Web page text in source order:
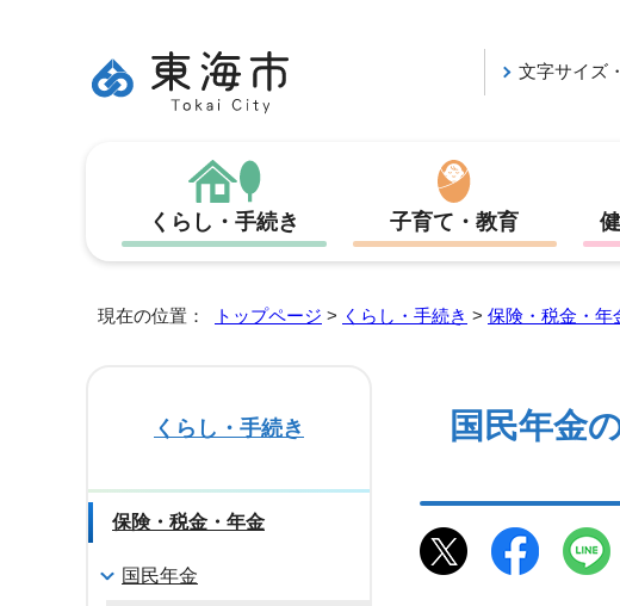
文字サイズ
くらし・手続き 子育て・教育
現在の位置： トップページ > くらし・手続き > 保険・税金・年
国民年金
くらし・手続き
保険・税金・年金
国民年金